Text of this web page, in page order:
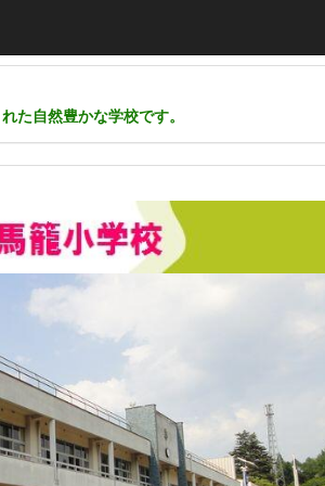
た自然豊かな学校です。